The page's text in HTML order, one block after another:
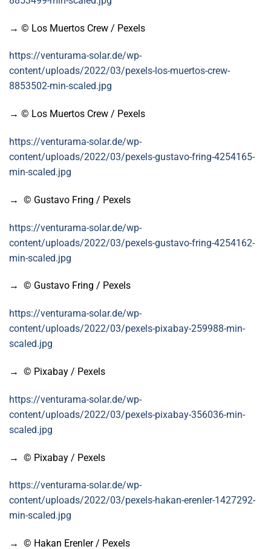
→ © Los Muertos Crew / Pexels
https://venturama-solar.de/wp-
content/uploads/2022/03/pexels-los-muertos-crew-
8853502-min-scaled.jpg
→ © Los Muertos Crew / Pexels
https://venturama-solar.de/wp-
content/uploads/2022/03/pexels-gustavo-fring-4254165-
min-scaled.jpg
→ © Gustavo Fring / Pexels
https://venturama-solar.de/wp-
content/uploads/2022/03/pexels-gustavo-fring-4254162-
min-scaled.jpg
→ © Gustavo Fring / Pexels
https://venturama-solar.de/wp-
content/uploads/2022/03/pexels-pixabay-259988-min-
scaled.jpg
→ © Pixabay / Pexels
https://venturama-solar.de/wp-
content/uploads/2022/03/pexels-pixabay-356036-min-
scaled.jpg
→ © Pixabay / Pexels
https://venturama-solar.de/wp-
content/uploads/2022/03/pexels-hakan-erenler-1427292-
min-scaled.jpg
→ © Hakan Erenler / Pexels